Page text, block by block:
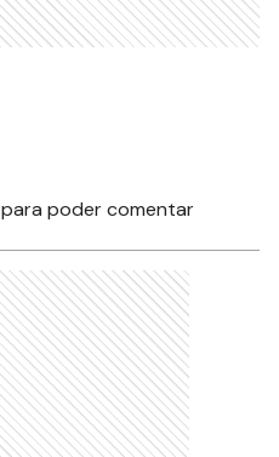
para poder comentar